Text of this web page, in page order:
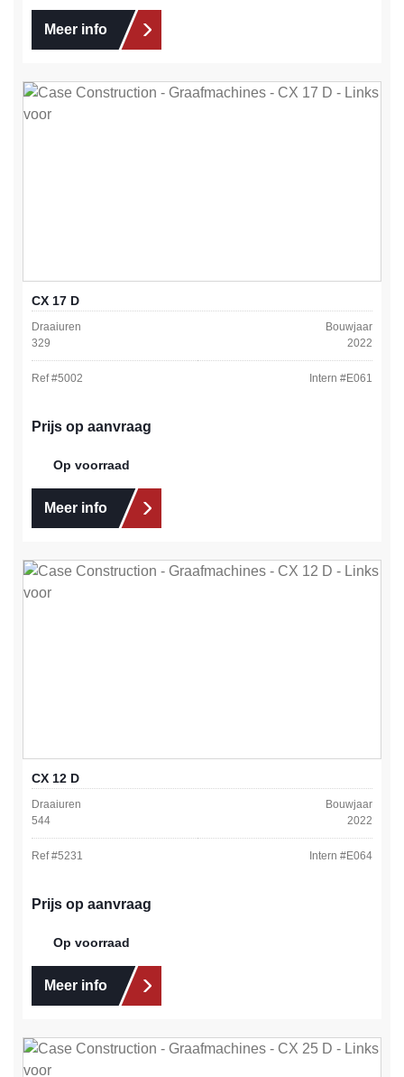
Meer info
CX 17 D
Draaiuren
329
Bouwjaar
2022
Ref #5002 Intern #E061
Prijs op aanvraag
Op voorraad
Meer info
CX 12 D
Draaiuren
544
Bouwjaar
2022
Ref #5231 Intern #E064
Prijs op aanvraag
Op voorraad
Meer info